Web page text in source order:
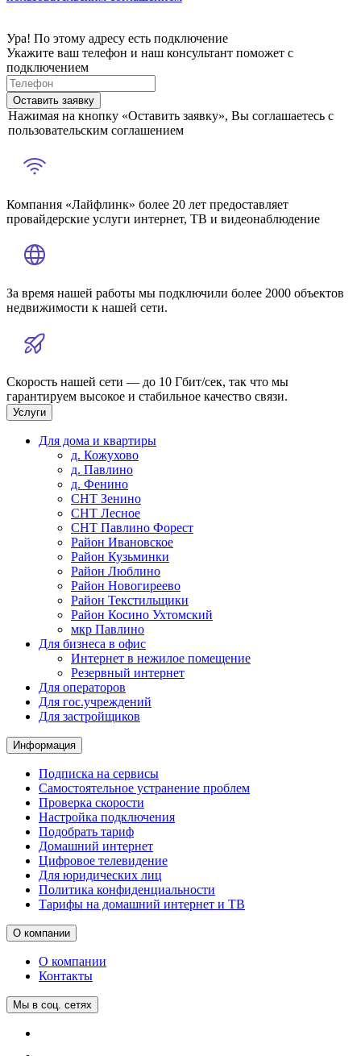
Ура! По этому адресу есть подключение
Укажите ваш телефон и наш консультант поможет с
подключением
Оставить заявку
Нажимая на кнопку «Оставить заявку», Вы соглашаетесь с
пользовательским соглашением
Компания «Лайфлинк» более 20 лет предоставляет
провайдерские услуги интернет, ТВ и видеонаблюдение
За время нашей работы мы подключили более 2000 объектов
недвижимости к нашей сети.
Скорость нашей сети — до 10 Гбит/сек, так что мы
гарантируем высокое и стабильное качество связи.
Услуги
Для дома и квартиры
д. Кожухово
д. Павлино
д. Фенино
СНТ Зенино
СНТ Лесное
СНТ Павлино Форест
Район Ивановское
Район Кузьминки
Район Люблино
Район Новогиреево
Район Текстильщики
Район Косино Ухтомский
мкр Павлино
Для бизнеса в офис
Интернет в нежилое помещение
Резервный интернет
Для операторов
Для гос.учреждений
Для застройщиков
Информация
Подписка на сервисы
Самостоятельное устранение проблем
Проверка скорости
Настройка подключения
Подобрать тариф
Домашний интернет
Цифровое телевидение
Для юридических лиц
Политика конфиденциальности
Тарифы на домашний интернет и ТВ
О компании
О компании
Контакты
Мы в соц. сетях